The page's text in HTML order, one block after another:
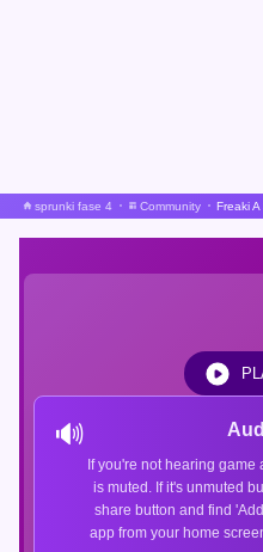
sprunki fase 4 Community
🔊
If you're not hearing game
is muted. If it's unmuted
share button and find
app from your home